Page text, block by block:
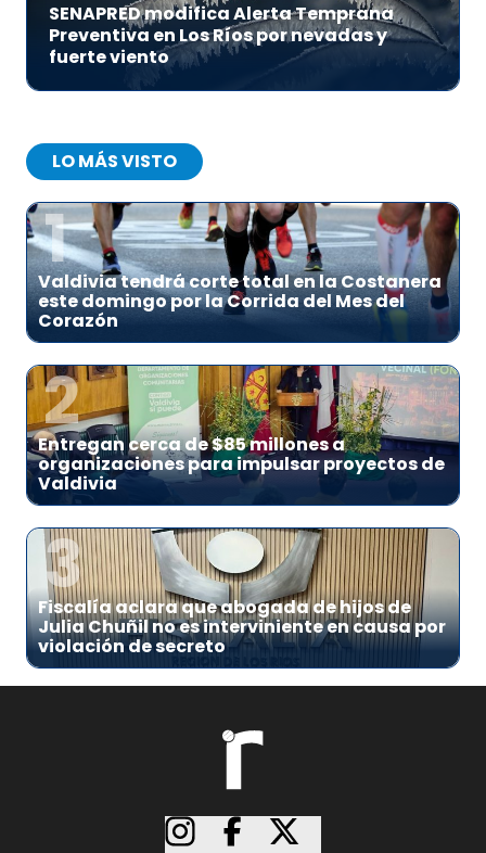
SENAPRED modifica Alerta Temprana
Preventiva en Los Ríos por nevadas y
fuerte viento
LO MÁS VISTO
1
Valdivia tendrá corte total en la Costanera
este domingo por la Corrida del Mes del
Corazón
2
Entregan cerca de $85 millones a
organizaciones para impulsar proyectos de
Valdivia
3
Fiscalía aclara que abogada de hijos de
Julia Chuñil no es interviniente en causa por
violación de secreto